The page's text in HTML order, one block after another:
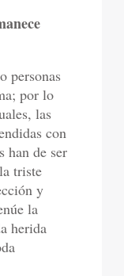
personas
por lo
las
con
han de ser
triste
y
la
herida